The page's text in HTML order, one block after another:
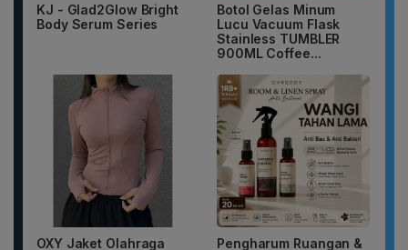
KJ - Glad2Glow Bright
Body Serum Series
Botol Gelas Minum
Lucu Vacuum Flask
Stainless TUMBLER
900ML Coffee...
OXY Jaket Olahraga
Pengharum Ruangan &